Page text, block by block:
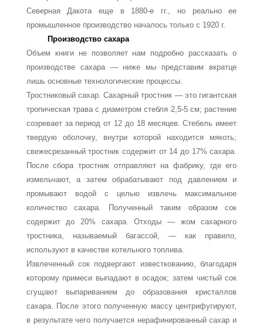
Северная Дакота еще в 1880-е гг., но реально ее
промышленное произ­водство началось только с 1920 г.
Производство сахара
Объем книги не позволяет нам подробно рассказать о
производстве сахара — ниже мы представим вкратце
лишь основные технологические процессы.
Тростниковый сахар. Сахарный тростник — это гигантская
тропическая трава с диаметром стебля 2,5-5 см; растение
созревает за период от 12 до 18 месяцев. Сте­бель имеет
твердую оболочку, внутри которой находится мякоть;
свежесрезанный тростник содержит от 14 до 17% сахара.
После сбора тростник отправляют на фаб­рику, где его
измельчают, а затем обрабатывают под давлением и
промывают водой с целью извлечь максимальное
количество сахара. Полученный таким образом сок
содержит до 20% сахара. Отходы — жом сахарного
тростника, называемый багассой, — как правило,
используют в качестве котельного топлива.
Извлеченный сок подвергают известкованию, благодаря
которому примеси вы­падают в осадок; затем чистый сок
сгущают выпариванием до образования кристал­лов
сахара. После этого полученную массу центрифугируют,
в результате чего по­лучается нерафинированный сахар и